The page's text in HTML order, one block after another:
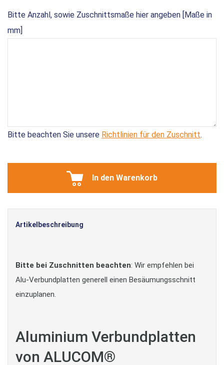
Bitte Anzahl, sowie Zuschnittsmaße hier angeben [Maße in
mm]
Bitte beachten Sie unsere Richtlinien für den Zuschnitt.
In den Warenkorb
Artikelbeschreibung
Bitte bei Zuschnitten beachten: Wir empfehlen bei
Alu-Verbundplatten generell einen Besäumungsschnitt
einzuplanen.
Aluminium Verbundplatten
von ALUCOM®